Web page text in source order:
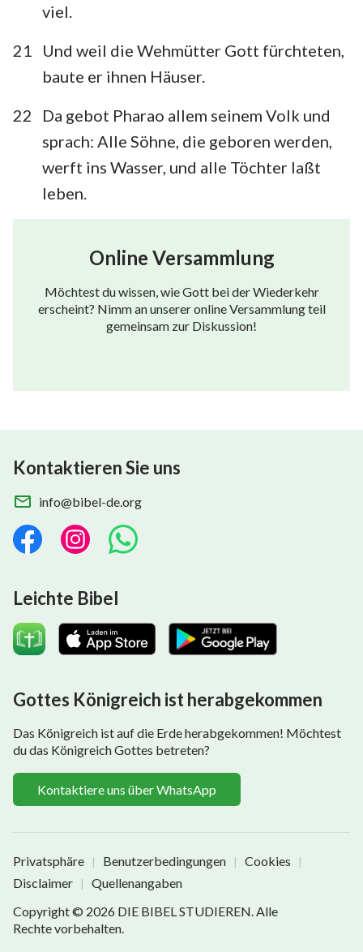
viel.
21
Und weil die Wehmütter Gott fürchteten,
baute er ihnen Häuser.
22
Da gebot Pharao allem seinem Volk und
sprach: Alle Söhne, die geboren werden,
werft ins Wasser, und alle Töchter laßt
leben.
Online Versammlung
Möchtest du wissen, wie Gott bei der Wiederkehr
erscheint? Nimm an unserer online Versammlung teil
gemeinsam zur Diskussion!
Kontaktieren Sie uns
info@bibel-de.org
Leichte Bibel
Gottes Königreich ist herabgekommen
Das Königreich ist auf die Erde herabgekommen! Möchtest
du das Königreich Gottes betreten?
Kontaktiere uns über WhatsApp
Privatsphäre | Benutzerbedingungen | Cookies |
Disclaimer |
Quellenangaben
Copyright © 2026 DIE BIBEL STUDIEREN . Alle
Rechte vorbehalten.